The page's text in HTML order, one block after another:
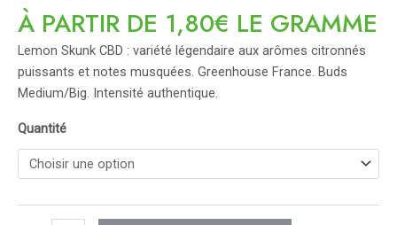
À PARTIR DE 1,80€ LE GRAMME
Lemon Skunk CBD : variété légendaire aux arômes citronnés
puissants et notes musquées. Greenhouse France. Buds
Medium/Big. Intensité authentique.
Quantité